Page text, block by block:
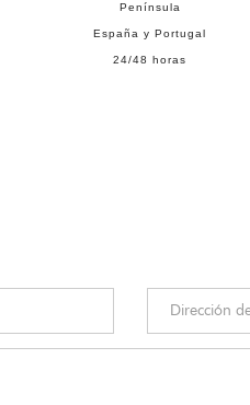
Península
España y Portugal
24/48 horas